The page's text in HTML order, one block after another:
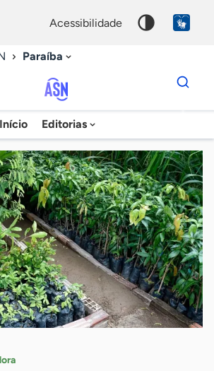
acessibilidade
Paraíba
Agência
Sebrae
de
Notícias
Início Editorias
Dados
para
chave